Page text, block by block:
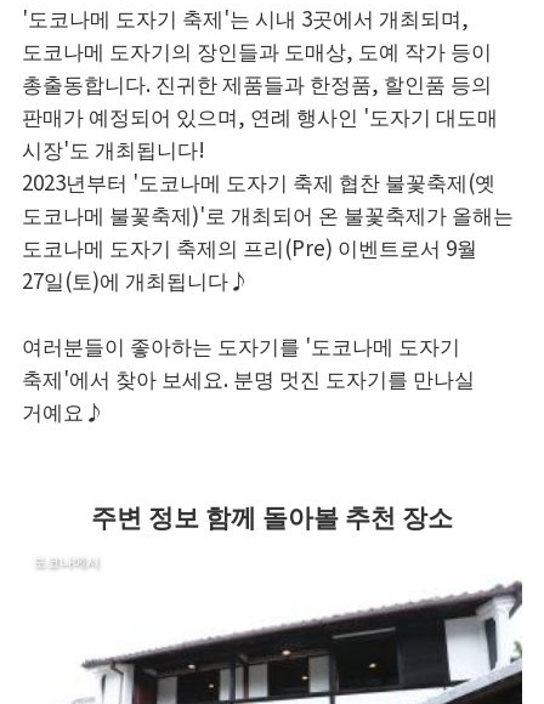
'도코나메 도자기 축제'는 시내 3곳에서 개최되며,
도코나메 도자기의 장인들과 도매상, 도예 작가 등이
총출동합니다. 진귀한 제품들과 한정품, 할인품 등의
판매가 예정되어 있으며, 연례 행사인 '도자기 대도매
시장'도 개최됩니다!
2023년부터 '도코나메 도자기 축제 협찬 불꽃축제(옛
도코나메 불꽃축제)'로 개최되어 온 불꽃축제가 올해는
도코나메 도자기 축제의 프리(Pre) 이벤트로서 9월
27일(토)에 개최됩니다♪
여러분들이 좋아하는 도자기를 '도코나메 도자기
축제'에서 찾아 보세요. 분명 멋진 도자기를 만나실
거예요♪
주변 정보 함께 돌아볼 추천 장소
도코나메시